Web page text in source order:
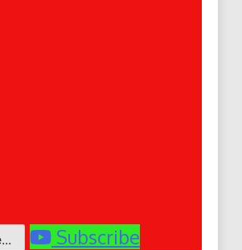
Subscribe